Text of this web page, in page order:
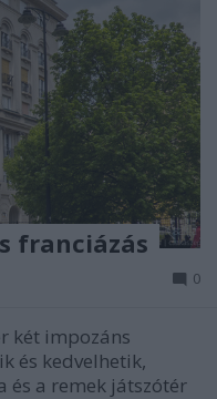
franciázás
0
két impozáns
és kedvelhetik,
és a remek játszótér